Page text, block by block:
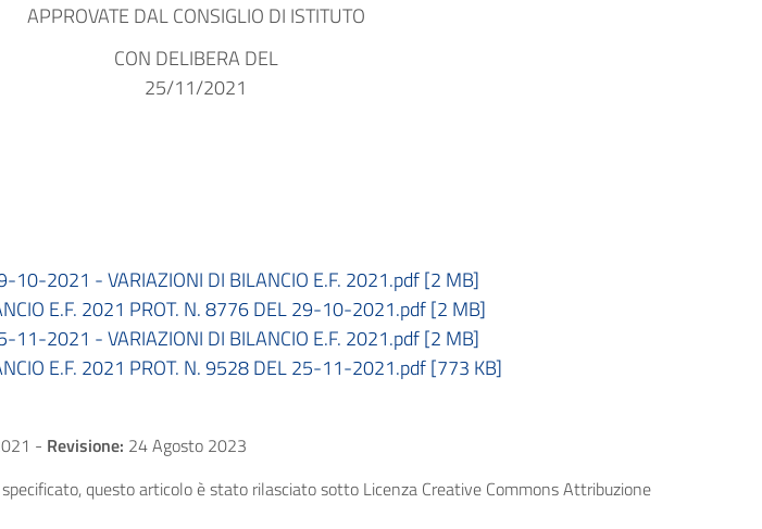
APPROVATE DAL CONSIGLIO DI ISTITUTO
CON DELIBERA DEL
25/11/2021
10-2021 - VARIAZIONI DI BILANCIO E.F. 2021.pdf [2 MB]
E.F. 2021 PROT. N. 8776 DEL 29-10-2021.pdf [2 MB]
11-2021 - VARIAZIONI DI BILANCIO E.F. 2021.pdf [2 MB]
E.F. 2021 PROT. N. 9528 DEL 25-11-2021.pdf [773 KB]
- Revisione: 24 Agosto 2023
questo articolo è stato rilasciato sotto Licenza Creative Commons Attribuzione